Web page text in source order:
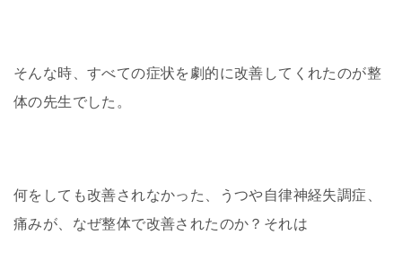
そんな時、すべての症状を劇的に改善してくれたのが整
体の先生でした。
何をしても改善されなかった、うつや自律神経失調症、
痛みが、なぜ整体で改善されたのか？それは